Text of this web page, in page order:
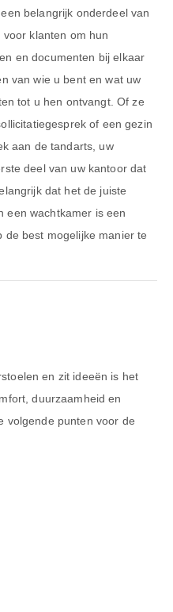
belangrijk onderdeel van
klanten om hun
en documenten bij elkaar
van wie u bent en wat uw
tot u hen ontvangt. Of ze
of een gezin
aan de tandarts, uw
deel van uw kantoor dat
dat het de juiste
een wachtkamer is een
de best mogelijke manier te
en zit ideeën is het
duurzaamheid en
volgende punten voor de